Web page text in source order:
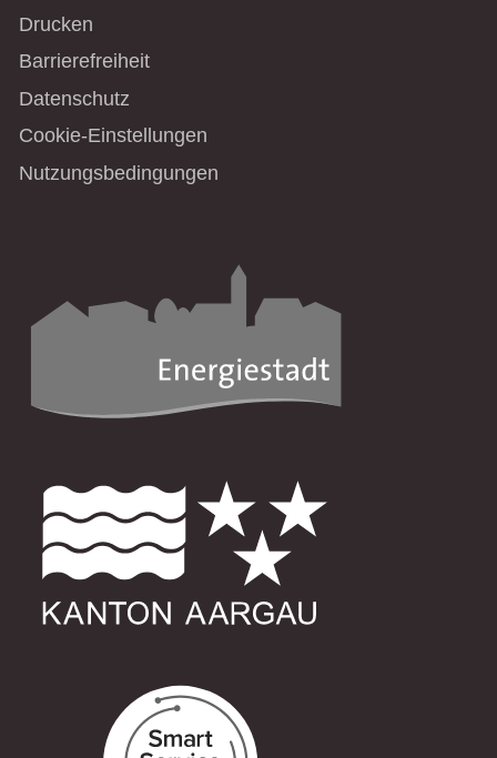
Drucken
Barrierefreiheit
Datenschutz
Cookie-Einstellungen
Nutzungsbedingungen